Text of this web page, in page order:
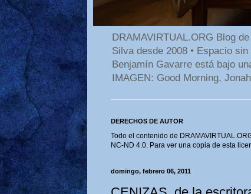
DRAMAVIRTUAL.ORG Blog
Silva desde 2008 • Espacio
Benjamín Gavarre está bajo
IMAGEN: Good Morning,
DERECHOS DE AUTOR
Todo el contenido de
NC-ND 4.0. Para ver una copia de esta
domingo, febrero 06, 2011